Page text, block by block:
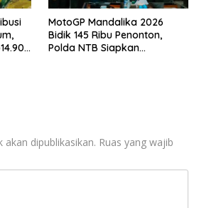
MotoGP Mandalika 2026
Bidik 145 Ribu Penonton,
Polda NTB Siapkan
dipublikasikan. Ruas yang wajib